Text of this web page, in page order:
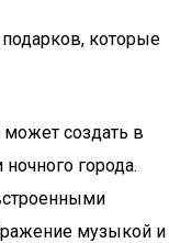
которые
создать в
города.
музыкой и